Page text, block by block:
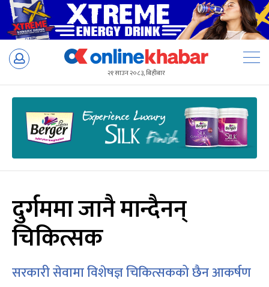
Skip
२१ साउन २०८३, बिहीबार
दुर्गममा जानै मान्दैनन्
चिकित्सक
सरकारी सेवामा विशेषज्ञ चिकित्सकको छैन आकर्षण